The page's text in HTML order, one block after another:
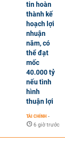
tin hoàn
thành kế
hoạch lợi
nhuận
năm, có
thể đạt
mốc
40.000 tỷ
nếu tình
hình
thuận lợi
TÀI CHÍNH -
6 giờ trước